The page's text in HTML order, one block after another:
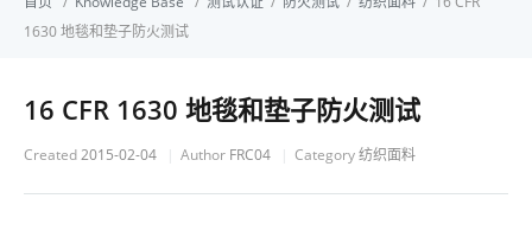
1630 地毯和垫子防火测试
16 CFR 1630 地毯和垫子防火测试
Created2015-02-04 Author FRC04 Category纺织面料